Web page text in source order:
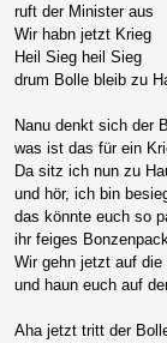
ruft der Minister aus
Wir habn jetzt Krieg
Heil Sieg heil Sieg
drum Bolle bleib zu
Nanu denkt sich der
was ist das für ein
Da sitz ich nun zu
und hör, ich bin
das könnte euch so
ihr feiges
Wir gehn jetzt auf
und haun euch auf
Aha jetzt tritt der